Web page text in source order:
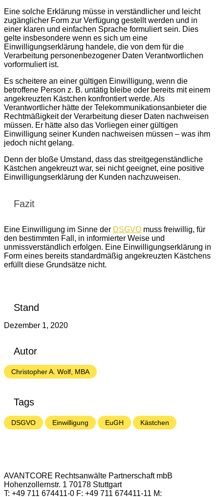
Eine solche Erklärung müsse in verständlicher und leicht
zugänglicher Form zur Verfügung gestellt werden und in
einer klaren und einfachen Sprache formuliert sein. Dies
gelte insbesondere wenn es sich um eine
Einwilligungserklärung handele, die von dem für die
Verarbeitung personenbezogener Daten Verantwortlichen
vorformuliert ist.
Es scheitere an einer gültigen Einwilligung, wenn die
betroffene Person z. B. untätig bleibe oder bereits mit einem
angekreuzten Kästchen konfrontiert werde. Als
Verantwortlicher hätte der Telekommunikationsanbieter die
Rechtmäßigkeit der Verarbeitung dieser Daten nachweisen
müssen. Er hätte also das Vorliegen einer gültigen
Einwilligung seiner Kunden nachweisen müssen – was ihm
jedoch nicht gelang.
Denn der bloße Umstand, dass das streitgegenständliche
Kästchen angekreuzt war, sei nicht geeignet, eine positive
Einwilligungserklärung der Kunden nachzuweisen.
Fazit
Eine Einwilligung im Sinne der DSGVO muss freiwillig, für
den bestimmten Fall, in informierter Weise und
unmissverständlich erfolgen. Eine Einwilligungserklärung in
Form eines bereits standardmäßig angekreuzten Kästchens
erfüllt diese Grundsätze nicht.
Stand
Dezember 1, 2020
Autor
Christopher A. Wolf, MBA
Tags
DSGVO Einwilligung EuGH Kästchen
AVANTCORE Rechtsanwälte Partnerschaft mbB
Hohenzollernstr. 1 70178 Stuttgart
T: +49 711 674411-0 F: +49 711 674411-11 M: